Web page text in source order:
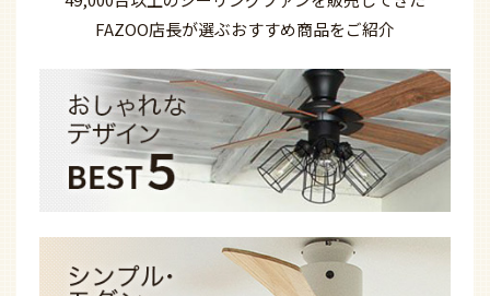
FAZOO店長が選ぶおすすめ商品をご紹介